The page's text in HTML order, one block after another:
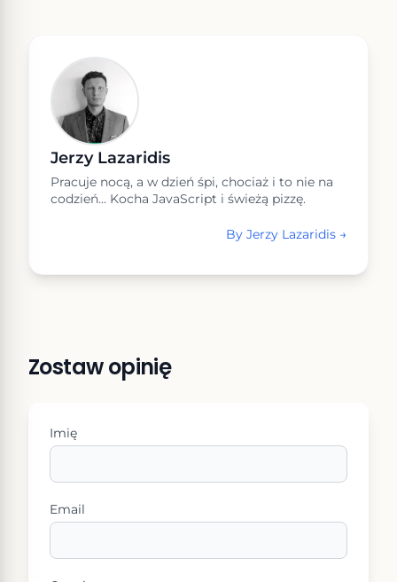
Jerzy Lazaridis
Pracuje nocą, a w dzień śpi, chociaż i to nie na
codzień... Kocha JavaScript i świeżą pizzę.
By Jerzy Lazaridis →
Zostaw opinię
Imię
Email